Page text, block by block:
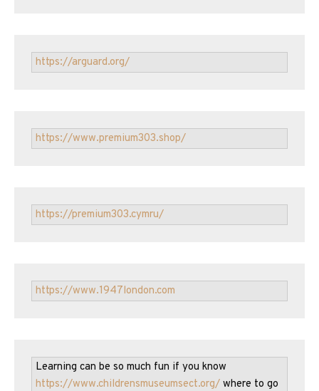
https://arguard.org/
https://www.premium303.shop/
https://premium303.cymru/
https://www.1947london.com
https://www.childrensmuseumsect.org/ where to go